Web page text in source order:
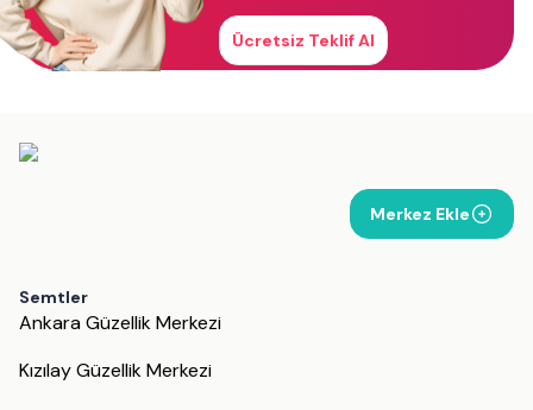
Ücretsiz Teklif Al
Merkez Ekle
Semtler
Ankara Güzellik Merkezi
Kızılay Güzellik Merkezi